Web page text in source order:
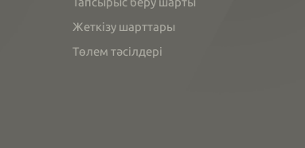
Жеткізу шарттары
Төлем тәсілдері